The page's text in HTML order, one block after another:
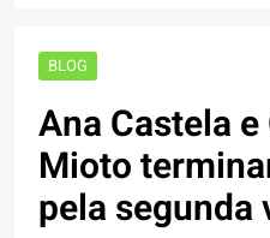
BLOG
Ana Castela
Mioto
pela segunda